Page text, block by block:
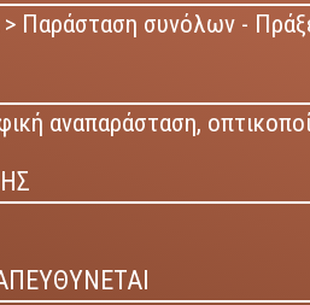
Παράσταση συνόλων -
αναπαράσταση,